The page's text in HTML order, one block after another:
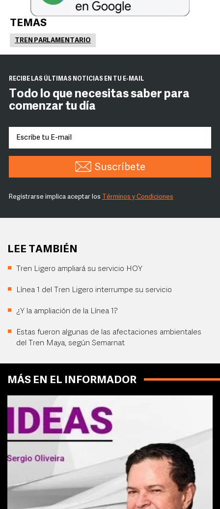
TEMAS
TREN PARLAMENTARIO
RECIBE LAS ÚLTIMAS NOTICIAS EN TU E-MAIL
Todo lo que necesitas saber para
comenzar tu día
Suscríbete
Registrarse implica aceptar los Términos y Condiciones
LEE TAMBIÉN
Tren Ligero ampliará su servicio HOY
Línea 1 del Tren Ligero interrumpe su servicio
¿Y la ampliación de la Línea 1?
Estas fueron algunas de las afectaciones ambientales
del Tren Maya, según Semarnat
MÁS EN EL INFORMADOR